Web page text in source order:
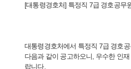
[대통령경호처] 특정직 7급 경호공무
대통령경호처에서 특정직 7급 경호
다음과 같이 공고하오니, 우수한 인
랍니다.